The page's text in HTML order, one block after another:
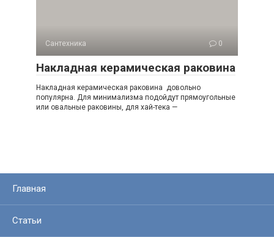
Сантехника 0
Накладная керамическая раковина
Накладная керамическая раковина довольно
популярна. Для минимализма подойдут прямоугольные
или овальные раковины, для хай-тека —
Главная
Статьи